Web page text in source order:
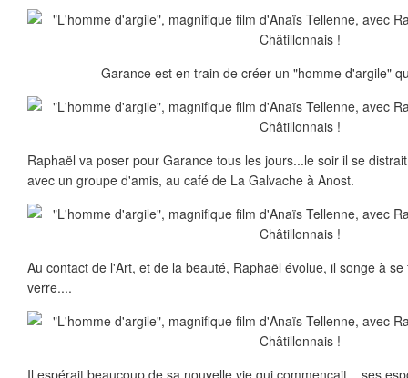
Garance est en train de créer un "homme d'argile"
Raphaël va poser pour Garance tous les jours...le soir il se
avec un groupe d'amis, au café de La Galvache à Anost.
Au contact de l'Art, et de la beauté, Raphaël évolue, il songe à
verre....
Il espérait beaucoup de sa nouvelle vie qui commençait....ses